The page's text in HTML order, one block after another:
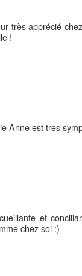
très apprécié
!
Anne est tres
et
chez soi :)